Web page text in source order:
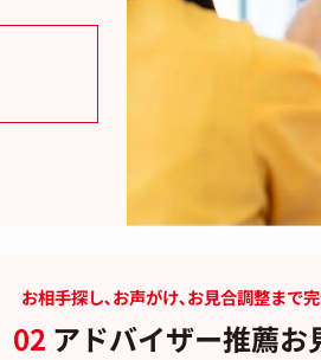
お相手探し､お声がけ､お見合調整まで
02 アドバイザー推薦お